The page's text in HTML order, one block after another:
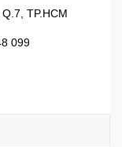
TP.HCM
099